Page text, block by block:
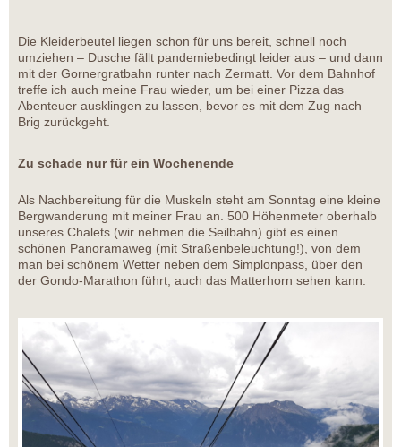
Die Kleiderbeutel liegen schon für uns bereit, schnell noch
umziehen – Dusche fällt pandemiebedingt leider aus – und dann
mit der Gornergratbahn runter nach Zermatt. Vor dem Bahnhof
treffe ich auch meine Frau wieder, um bei einer Pizza das
Abenteuer ausklingen zu lassen, bevor es mit dem Zug nach
Brig zurückgeht.
Zu schade nur für ein Wochenende
Als Nachbereitung für die Muskeln steht am Sonntag eine kleine
Bergwanderung mit meiner Frau an. 500 Höhenmeter oberhalb
unseres Chalets (wir nehmen die Seilbahn) gibt es einen
schönen Panoramaweg (mit Straßenbeleuchtung!), von dem
man bei schönem Wetter neben dem Simplonpass, über den
der Gondo-Marathon führt, auch das Matterhorn sehen kann.